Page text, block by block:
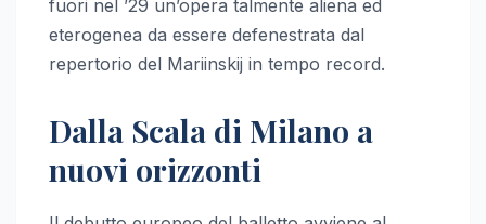
fuori nel ’29 un’opera talmente aliena ed
eterogenea da essere defenestrata dal
repertorio del Mariinskij in tempo record.
Dalla Scala di Milano a
nuovi orizzonti